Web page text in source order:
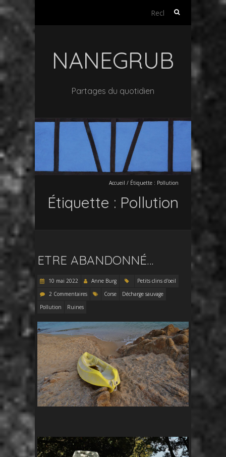
Rechercher :
NANEGRUB
Partages du quotidien
Accueil / Étiquette : Pollution
Étiquette : Pollution
ETRE ABANDONNÉ…
10 mai 2022 Anne Burg
Petits clins d'oeil
2 Commentaires
Corse
Décharge sauvage
Pollution
Ruines